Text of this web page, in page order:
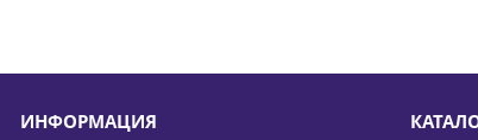
ИНФОРМАЦИЯ